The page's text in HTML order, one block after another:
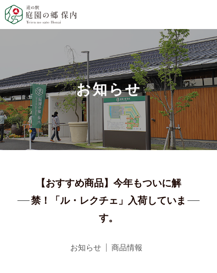
お知らせ
【おすすめ商品】今年もついに解
禁！「ル・レクチェ」入荷していま
す。
お知らせ 商品情報